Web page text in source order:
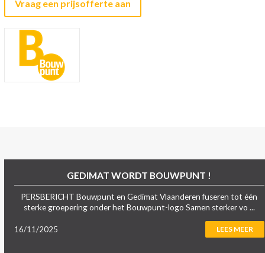
Vraag een prijsofferte aan
GEDIMAT WORDT BOUWPUNT !
PERSBERICHT Bouwpunt en Gedimat Vlaanderen fuseren tot één
sterke groepering onder het Bouwpunt-logo Samen sterker vo ...
16/11/2025 LEES MEER